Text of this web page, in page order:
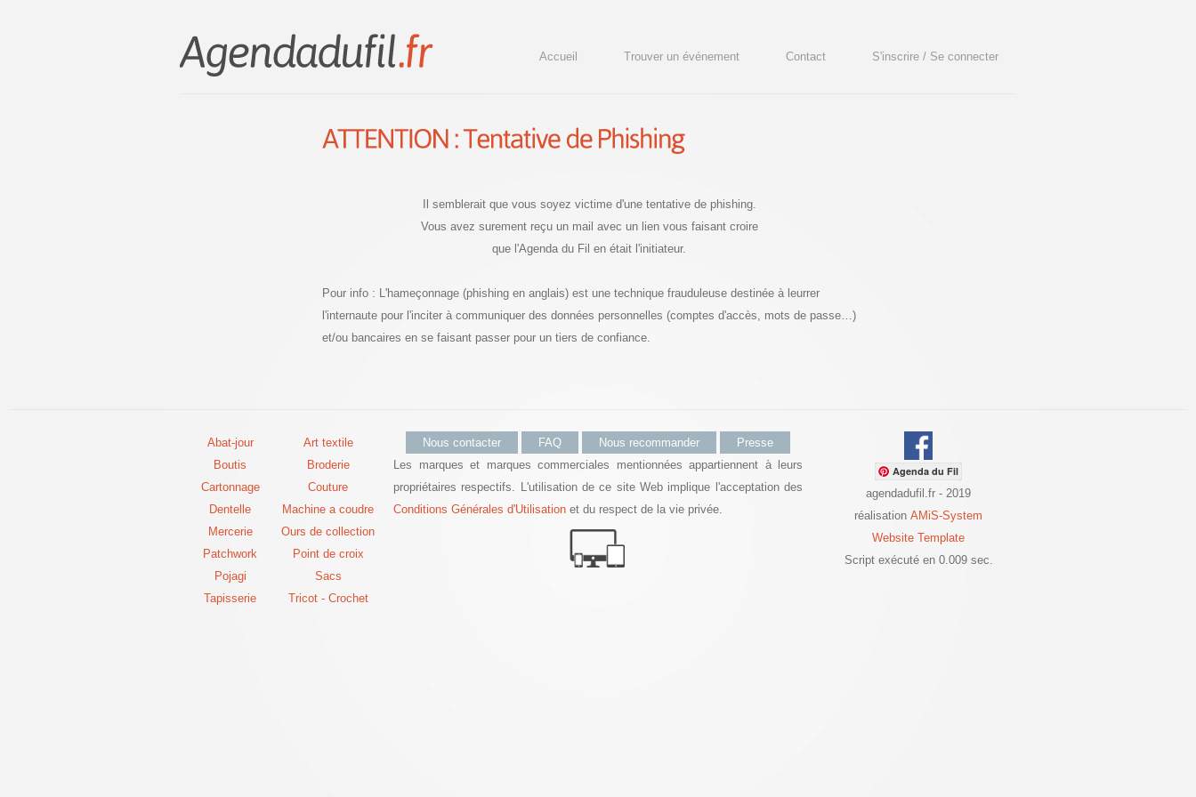
Accueil Trouver un événement Contact S'inscrire / Se connecter
Il semblerait que vous soyez victime d'une tentative de phishing.
Vous avez surement reçu un mail avec un lien vous faisant croire
que l'Agenda du Fil en était l'initiateur.
Pour info : L'hameçonnage (phishing en anglais) est une technique frauduleuse destinée à leurrer
l'internaute pour l'inciter à communiquer des données personnelles (comptes d'accès, mots de passe…)
et/ou bancaires en se faisant passer pour un tiers de confiance.
Abat-jour
Art textile
Boutis
Broderie
Cartonnage
Couture
Dentelle
Machine a coudre
Mercerie
Ours de collection
Patchwork
Point de croix
Pojagi
Sacs
Tapisserie
Tricot - Crochet
Nous contacter FAQ Nous recommander
Presse
Les marques et marques commerciales mentionnées appartiennent à leurs
propriétaires respectifs. L'utilisation de ce site Web implique l'acceptation des
Conditions Générales d'Utilisation et du respect de la vie privée.
Agenda du Fil
agendadufil.fr - 2019
réalisation AMiS-System
Website Template
Script exécuté en 0.009 sec.